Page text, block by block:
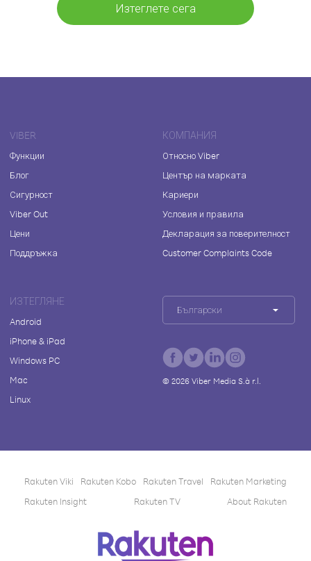
Изтеглете сега
VIBER
Функции
Блог
Сигурност
Viber Out
Цени
Поддръжка
КОМПАНИЯ
Относно Viber
Център на марката
Кариери
Условия и правила
Декларация за поверителност
Customer Complaints Code
ИЗТЕГЛЯНЕ
Android
iPhone & iPad
Windows PC
Mac
Linux
Български
© 2026Viber Media S.à r.l.
Rakuten Viki Rakuten Kobo Rakuten Travel
Rakuten Marketing
Rakuten Insight
Rakuten TV About Rakuten